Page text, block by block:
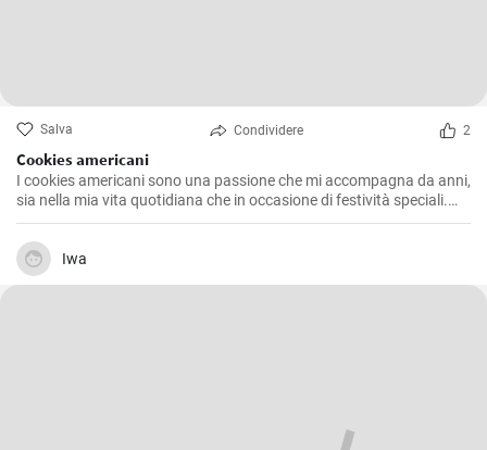
Salva Condividere 2
Cookies americani
I cookies americani sono una passione che mi accompagna da anni,
sia nella mia vita quotidiana che in occasione di festività speciali.
Questa ricetta che voglio condividere con voi è l'espressione di
numerosi esperimenti in cucina, alla ricerca della consistenza e del
sapore perfetti. Dopo aver provato diverse varianti, ho deciso di
offrire la mia versione che combina l'esclusiva morbidezza interna e
Iwa